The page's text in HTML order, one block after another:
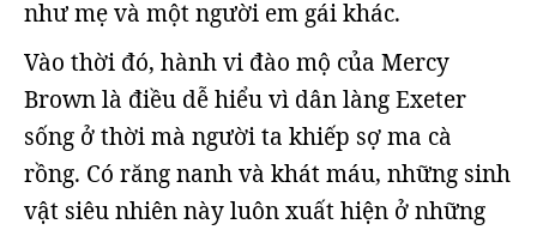
như mẹ và một người em gái khác.
Vào thời đó, hành vi đào mộ của Mercy
Brown là điều dễ hiểu vì dân làng Exeter
sống ở thời mà người ta khiếp sợ ma cà
rồng. Có răng nanh và khát máu, những sinh
vật siêu nhiên này luôn xuất hiện ở những